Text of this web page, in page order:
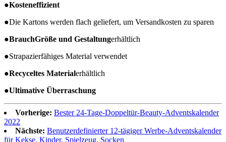
●Kosteneffizient
●Die Kartons werden flach geliefert, um Versandkosten zu sparen
●BrauchGröße und Gestaltungerhältlich
●Strapazierfähiges Material verwendet
●Recyceltes Materialerhältlich
●Ultimative Überraschung
Vorherige: Bester 24-Tage-Doppeltür-Beauty-Adventskalender
2022
Nächste: Benutzerdefinierter 12-tägiger Werbe-Adventskalender
für Kekse, Kinder, Spielzeug, Socken